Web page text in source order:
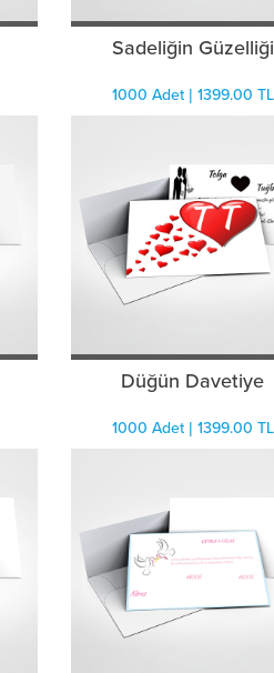
Sadeliğin Güzelliği
1000 Adet | 1399.00 TL
Düğün Davetiye
1000 Adet | 1399.00 TL